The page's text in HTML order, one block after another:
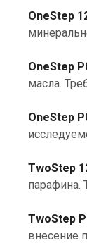
OneStep
OneStep
масла.
OneStep
TwoStep
парафина.
TwoStep
внесение